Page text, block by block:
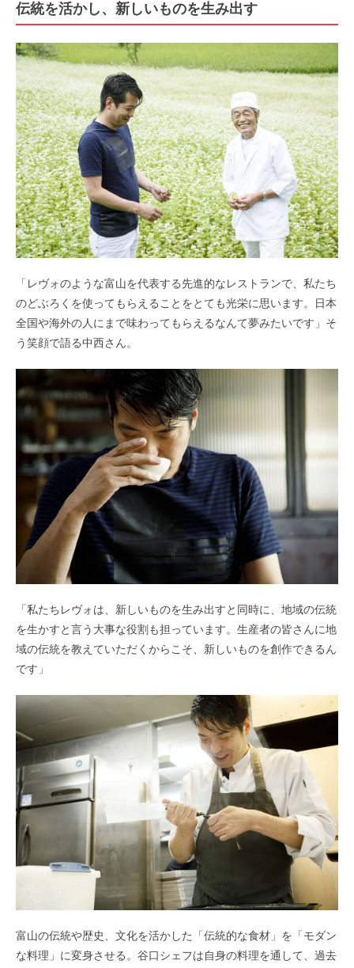
伝統を活かし、新しいものを生み出す
「レヴォのような富山を代表する先進的なレストランで、私たち
のどぶろくを使ってもらえることをとても光栄に思います。日本
全国や海外の人にまで味わってもらえるなんて夢みたいです」そ
う笑顔で語る中西さん。
「私たちレヴォは、新しいものを生み出すと同時に、地域の伝統
を生かすと言う大事な役割も担っています。生産者の皆さんに地
域の伝統を教えていただくからこそ、新しいものを創作できるん
です」
富山の伝統や歴史、文化を活かした「伝統的な食材」を「モダン
な料理」に変身させる。谷口シェフは自身の料理を通して、過去